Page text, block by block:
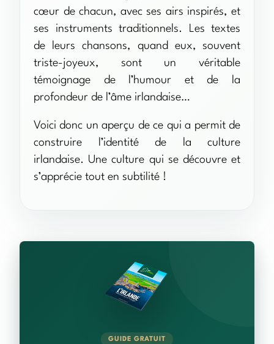
cœur de chacun, avec ses airs inspirés, et
ses instruments traditionnels. Les textes
de leurs chansons, quand eux, souvent
triste-joyeux, sont un véritable
témoignage de l’humour et de la
profondeur de l’âme irlandaise…
Voici donc un aperçu de ce qui a permit de
construire l’identité de la culture
irlandaise. Une culture qui se découvre et
s’apprécie tout en subtilité !
GUIDE GRATUIT